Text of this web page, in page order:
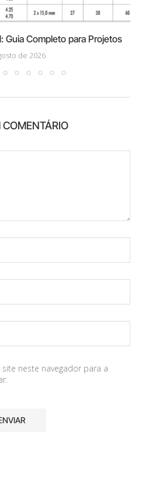
Guia Completo para Projetos
de 2026
COMENTÁRIO
neste navegador para a